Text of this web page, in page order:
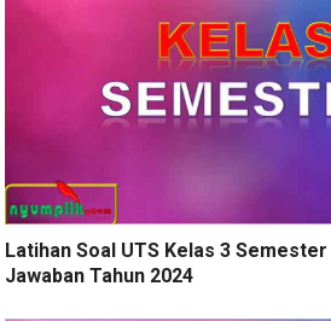
Latihan Soal UTS Kelas 3
Jawaban Tahun 2024